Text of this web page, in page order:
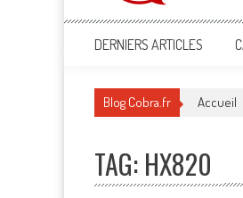
Blog Cobra
Toute l'actu Image & Son !
DERNIERS ARTICLES
Blog Cobra.fr Accueil
TAG: HX820